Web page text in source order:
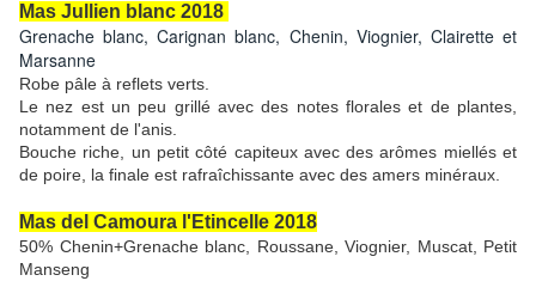
Mas Jullien blanc 2018
Grenache blanc, Carignan blanc, Chenin, Viognier, Clairette et
Marsanne
Robe pâle à reflets verts.
Le nez est un peu grillé avec des notes florales et de plantes,
notamment de l'anis.
Bouche riche, un petit côté capiteux avec des arômes miellés et
de poire, la finale est rafraîchissante avec des amers minéraux.
Mas del Camoura l'Etincelle 2018
50% Chenin+Grenache blanc, Roussane, Viognier, Muscat, Petit
Manseng